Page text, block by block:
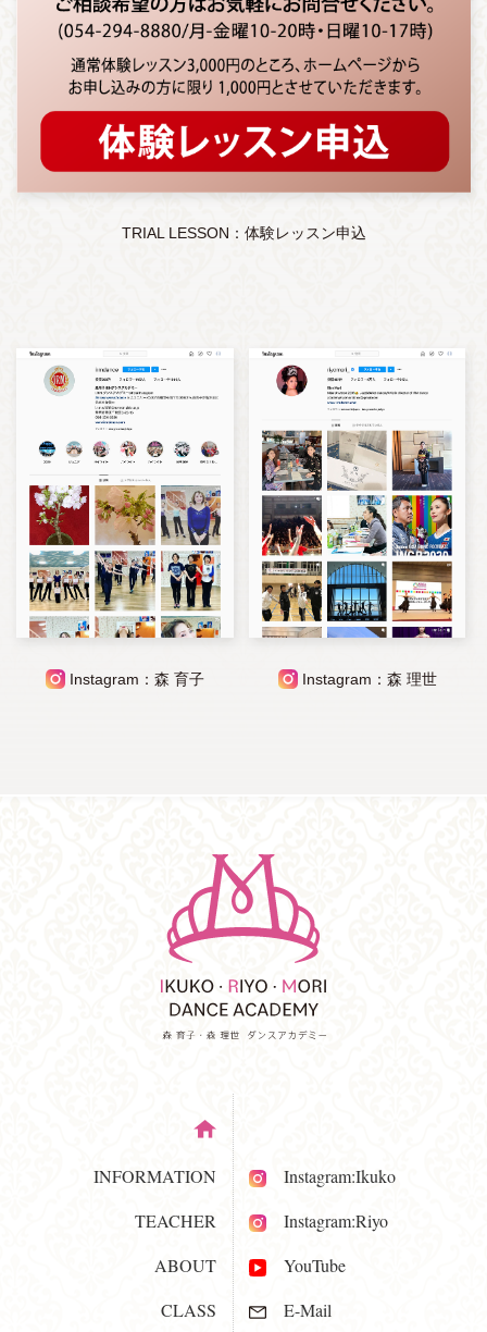
TRIAL LESSON：体験レッスン申込
Instagram：森 育子 Instagram：森 理世
INFORMATION
TEACHER
ABOUT
CLASS
Instagram:Ikuko
Instagram:Riyo
YouTube
E-Mail